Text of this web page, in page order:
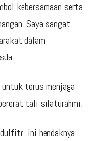
kebersamaan serta
Saya sangat
dalam
terus menjaga
tali silaturahmi.
ini hendaknya